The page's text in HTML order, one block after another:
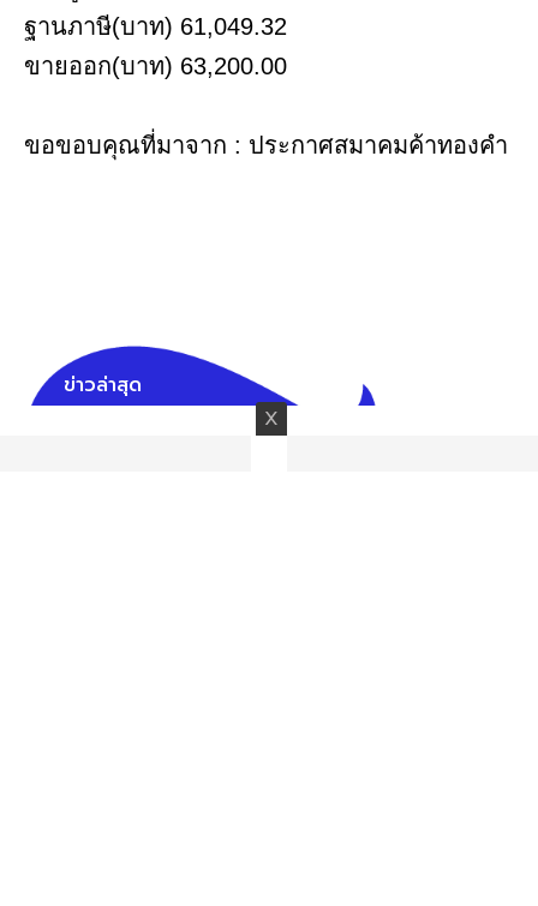
ฐานภาษี(บาท) 61,049.32
ขายออก(บาท) 63,200.00
ขอขอบคุณที่มาจาก : ประกาศสมาคมค้าทองคำ
ข่าวล่าสุด